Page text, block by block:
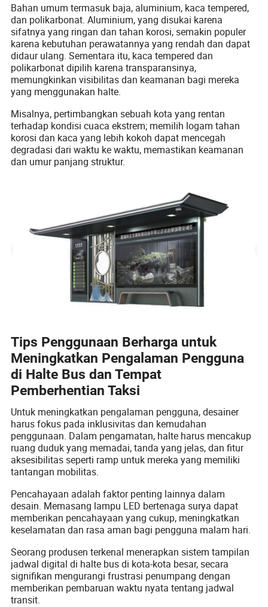
Bahan umum termasuk baja, aluminium, kaca tempered,
dan polikarbonat. Aluminium, yang disukai karena
sifatnya yang ringan dan tahan korosi, semakin populer
karena kebutuhan perawatannya yang rendah dan dapat
didaur ulang. Sementara itu, kaca tempered dan
polikarbonat dipilih karena transparansinya,
memungkinkan visibilitas dan keamanan bagi mereka
yang menggunakan halte.
Misalnya, pertimbangkan sebuah kota yang rentan
terhadap kondisi cuaca ekstrem; memilih logam tahan
korosi dan kaca yang lebih kokoh dapat mencegah
degradasi dari waktu ke waktu, memastikan keamanan
dan umur panjang struktur.
Tips Penggunaan Berharga untuk
Meningkatkan Pengalaman Pengguna
di Halte Bus dan Tempat
Pemberhentian Taksi
Untuk meningkatkan pengalaman pengguna, desainer
harus fokus pada inklusivitas dan kemudahan
penggunaan. Dalam pengamatan, halte harus mencakup
ruang duduk yang memadai, tanda yang jelas, dan fitur
aksesibilitas seperti ramp untuk mereka yang memiliki
tantangan mobilitas.
Pencahayaan adalah faktor penting lainnya dalam
desain. Memasang lampu LED bertenaga surya dapat
memberikan pencahayaan yang cukup, meningkatkan
keselamatan dan rasa aman bagi pengguna malam hari.
Seorang produsen terkenal menerapkan sistem tampilan
jadwal digital di halte bus di kota-kota besar, secara
signifikan mengurangi frustrasi penumpang dengan
memberikan pembaruan waktu nyata tentang jadwal
transit.